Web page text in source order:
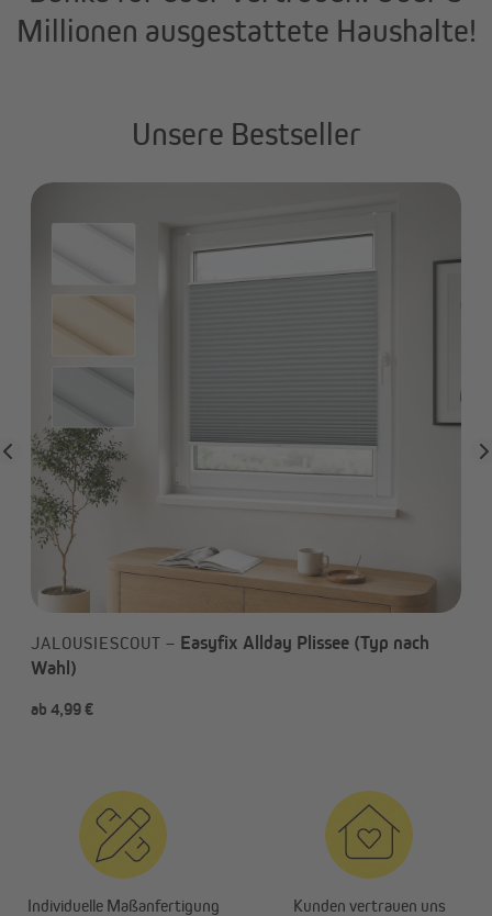
Millionen ausgestattete Haushalte!
Unsere Bestseller
JALOUSIESCOUT – Easyfix Allday Plissee (Typ nach
Wahl)
ab 4,99 €
Individuelle Maßanfertigung
Kunden vertrauen uns